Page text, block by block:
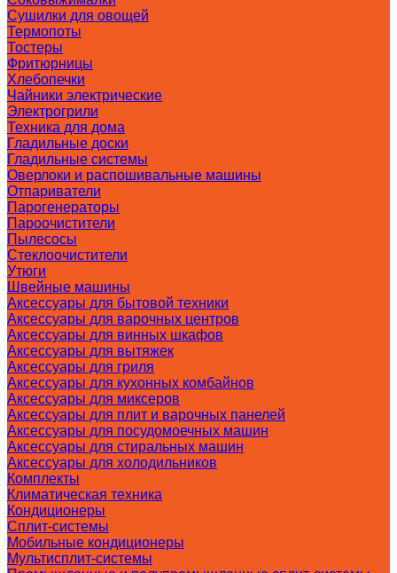
Сушилки для овощей
Термопоты
Тостеры
Фритюрницы
Хлебопечки
Чайники электрические
Электрогрили
Техника для дома
Гладильные доски
Гладильные системы
Оверлоки и распошивальные машины
Отпариватели
Парогенераторы
Пароочистители
Пылесосы
Стеклоочистители
Утюги
Швейные машины
Аксессуары для бытовой техники
Аксессуары для варочных центров
Аксессуары для винных шкафов
Аксессуары для вытяжек
Аксессуары для гриля
Аксессуары для кухонных комбайнов
Аксессуары для миксеров
Аксессуары для плит и варочных панелей
Аксессуары для посудомоечных машин
Аксессуары для стиральных машин
Аксессуары для холодильников
Комплекты
Климатическая техника
Кондиционеры
Сплит-системы
Мобильные кондиционеры
Мультисплит-системы